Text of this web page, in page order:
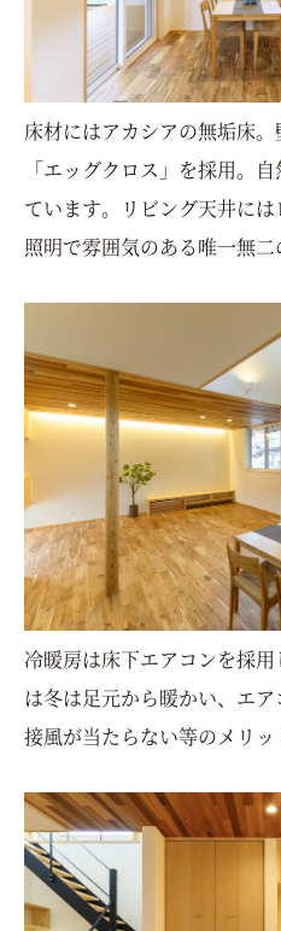
床材にはアカシアの無垢床
「エッグクロス」を採用。
ています。リビング天井に
照明で雰囲気のある唯一無二
冷暖房は床下エアコンを採
は冬は足元から暖かい、エ
接風が当たらない等のメリッ